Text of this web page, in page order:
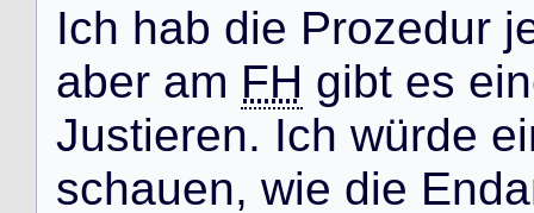
Ich hab die Prozedur j
aber am FH gibt es ein
Justieren. Ich würde ei
schauen, wie die Enda